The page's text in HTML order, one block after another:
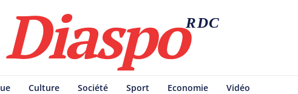
DiaspoRDC
Culture Société Sport Economie Vidéo